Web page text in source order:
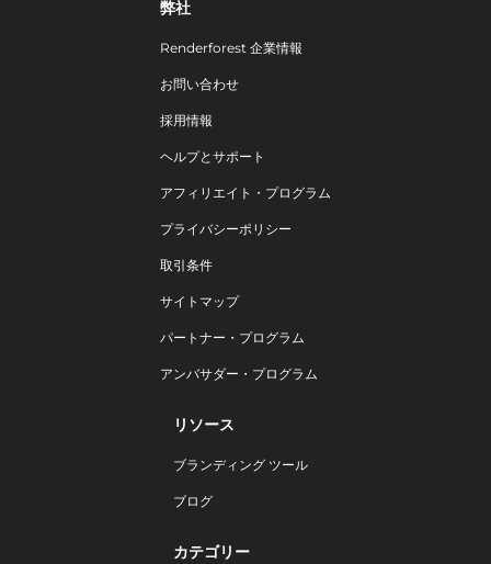
弊社
Renderforest 企業情報
お問い合わせ
採用情報
ヘルプとサポート
アフィリエイト・プログラム
プライバシーポリシー
取引条件
サイトマップ
パートナー・プログラム
アンバサダー・プログラム
リソース
ブランディング ツール
ブログ
カテゴリー